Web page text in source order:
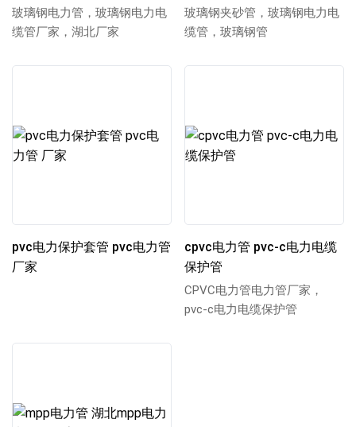
玻璃钢电力管，玻璃钢电力电
缆管厂家，湖北厂家
玻璃钢夹砂管，玻璃钢电力电
缆管，玻璃钢管
pvc电力保护套管 pvc电力管
厂家
cpvc电力管 pvc-c电力电缆
保护管
CPVC电力管电力管厂家，
pvc-c电力电缆保护管